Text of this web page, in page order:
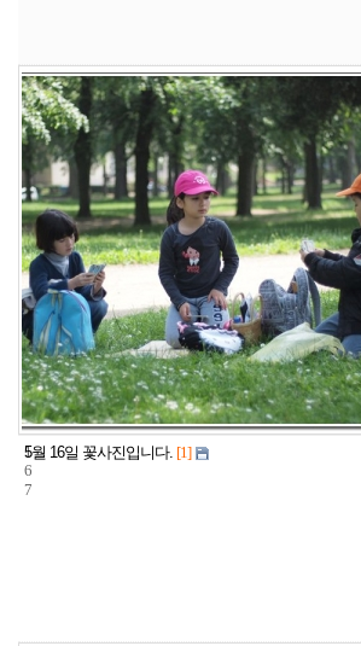
1
6
7
5월 16일 꽃사진입니다. [1]